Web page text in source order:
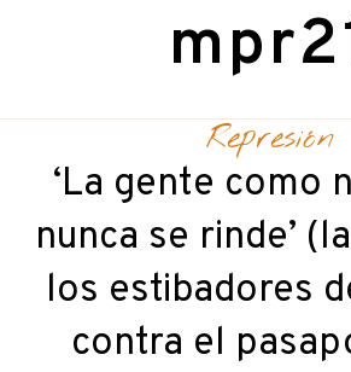
content
Represión
‘La gente como
nunca se rinde’
los estibadores
contra el